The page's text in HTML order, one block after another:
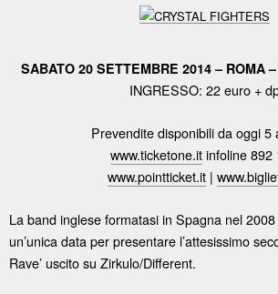
SABATO 20 SETTEMBRE 2014 – ROMA
INGRESSO: 22 euro +
Prevendite disponibili da oggi 5
www.ticketone.itinfoline 892
www.pointticket.it|
La band inglese formatasi in Spagna nel
un’unica data per presentare l’attesissimo
Rave’ uscito su Zirkulo/Different.